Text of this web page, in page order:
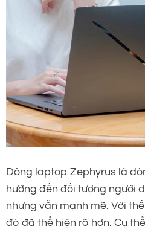
Dòng laptop Zephyrus là
hướng đến đối tượng người
nhưng vẫn mạnh mẽ. Với
đó đã thể hiện rõ hơn. Cụ